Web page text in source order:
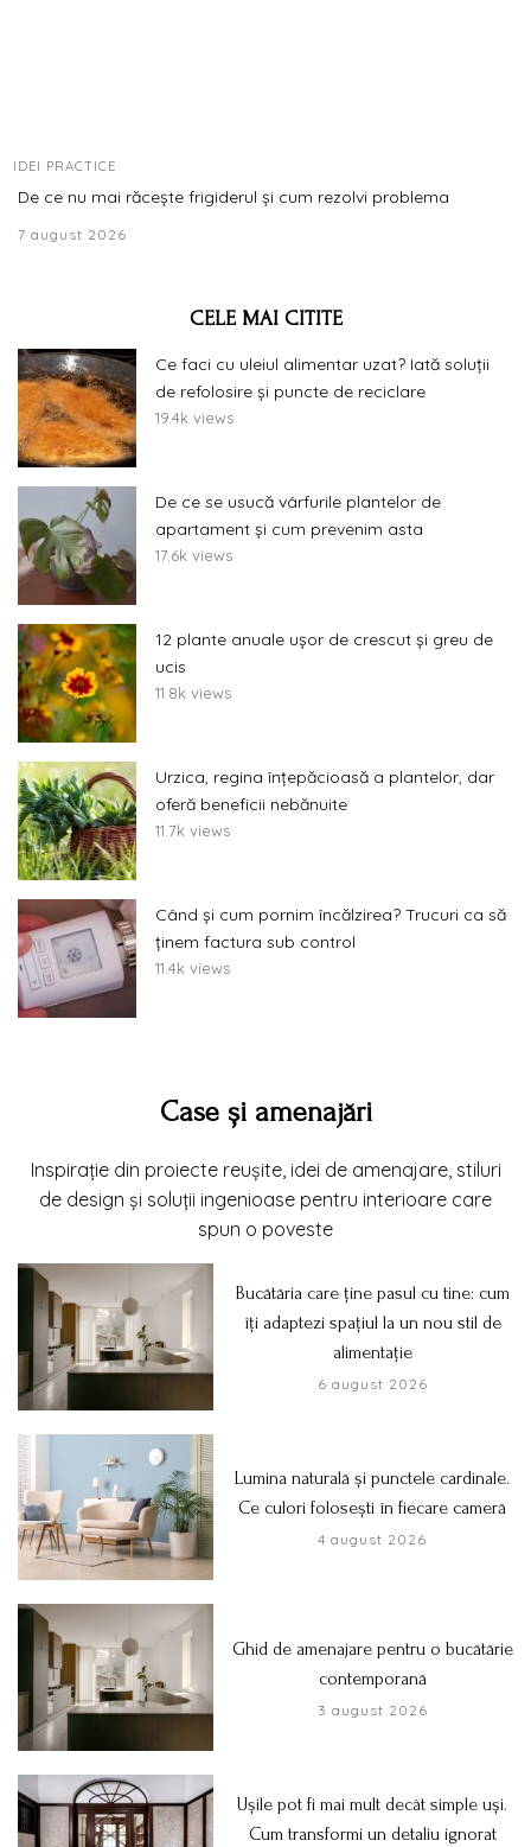
IDEI PRACTICE
De ce nu mai răcește frigiderul și cum rezolvi problema
7 august 2026
CELE MAI CITITE
Ce faci cu uleiul alimentar uzat? Iată soluții
de refolosire și puncte de reciclare
19.4k views
De ce se usucă vârfurile plantelor de
apartament și cum prevenim asta
17.6k views
12 plante anuale ușor de crescut și greu de
ucis
11.8k views
Urzica, regina înțepăcioasă a plantelor, dar
oferă beneficii nebănuite
11.7k views
Când și cum pornim încălzirea? Trucuri ca să
ținem factura sub control
11.4k views
Case și amenajări
Inspirație din proiecte reușite, idei de amenajare, stiluri
de design și soluții ingenioase pentru interioare care
spun o poveste
Bucătăria care ține pasul cu tine: cum
îți adaptezi spațiul la un nou stil de
alimentație
6 august 2026
Lumina naturală și punctele cardinale.
Ce culori folosești în fiecare cameră
4 august 2026
Ghid de amenajare pentru o bucătărie
contemporană
3 august 2026
Ușile pot fi mai mult decât simple uși.
Cum transformi un detaliu ignorat